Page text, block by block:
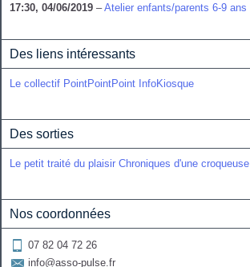
17:30, 04/06/2019 –Atelier enfants/parents 6-9 ans
Des liens intéressants
Le collectif PointPointPoint InfoKiosque
Des sorties
Le petit traité du plaisir Chroniques d'une croqueuse
Nos coordonnées
07 82 04 72 26
 info@asso-pulse.fr